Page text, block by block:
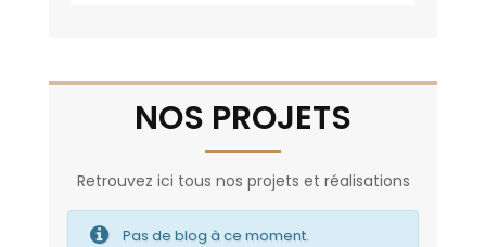
NOS PROJETS
Retrouvez ici tous nos projets et réalisations
Pas de blog à ce moment.